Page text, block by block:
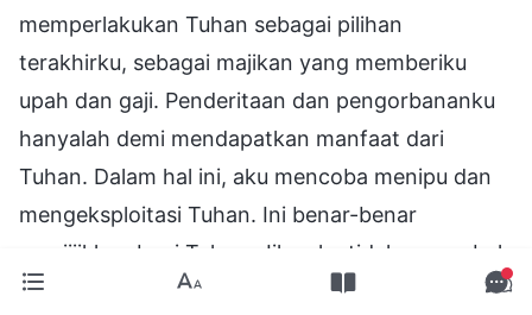
memperlakukan Tuhan sebagai pilihan
terakhirku, sebagai majikan yang memberiku
upah dan gaji. Penderitaan dan pengorbananku
hanyalah demi mendapatkan manfaat dari
Tuhan. Dalam hal ini, aku mencoba menipu dan
mengeksploitasi Tuhan. Ini benar-benar
menjijikkan bagi Tuhan. Jika aku tidak mengubah
perspektif keliru di balik pengejaranku serta tidak